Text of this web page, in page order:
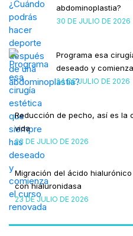
abdominoplastia?
30 DE JULIO DE 2026
Programa esa
deseado y
24 DE JULIO DE 2026
Reducción de pecho, así es la
vida
23 DE JULIO DE 2026
Migración del ácido
con hialuronidasa
23 DE JULIO DE 2026